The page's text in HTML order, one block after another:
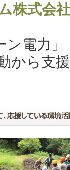
株式会
ン電力
から支